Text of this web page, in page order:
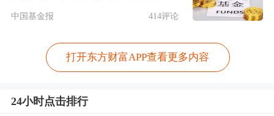
中国基金报 414评论
打开东方财富APP查看更多内容
24小时点击排行